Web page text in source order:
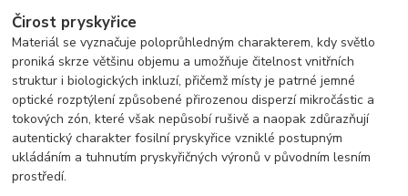
Čirost pryskyřice
Materiál se vyznačuje poloprůhledným charakterem, kdy světlo
proniká skrze většinu objemu a umožňuje čitelnost vnitřních
struktur i biologických inkluzí, přičemž místy je patrné jemné
optické rozptýlení způsobené přirozenou disperzí mikročástic a
tokových zón, které však nepůsobí rušivě a naopak zdůrazňují
autentický charakter fosilní pryskyřice vzniklé postupným
ukládáním a tuhnutím pryskyřičných výronů v původním lesním
prostředí.